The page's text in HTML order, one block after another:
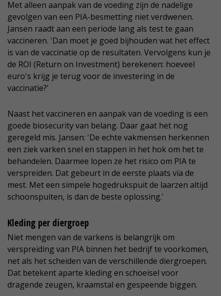
Met alleen aanpak van de voeding zijn de nadelige
gevolgen van een PIA-besmetting niet verdwenen.
Jansen raadt aan een periode lang als test te gaan
vaccineren. 'Dan moet je goed bijhouden wat het effect
is van de vaccinatie op de resultaten. Vervolgens kun je
de ROI (Return on Investment) berekenen: hoeveel
euro's krijg je terug voor de investering in de
vaccinatie?'
Naast het vaccineren en aanpak van de voeding is een
goede biosecurity van belang. Daar gaat het nog
geregeld mis. Jansen: 'De echte vakmensen herkennen
een ziek varken snel en stappen in het hok om het te
behandelen. Daarmee lopen ze het risico om PIA te
verspreiden. Dat gebeurt in de eerste plaats via de
mest. Met een simpele hogedrukspuit de laarzen altijd
schoonspuiten, is dan de beste oplossing.'
Kleding per diergroep
Niet mengen van de varkens is belangrijk om
verspreiding van PIA binnen het bedrijf te voorkomen,
net als het scheiden van de verschillende diergroepen.
Dat betekent aparte kleding en schoeisel voor
dragende zeugen, kraamstal en gespeende biggen.